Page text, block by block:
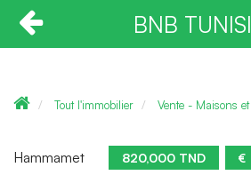
BNB
Tout l'immobilier Vente - Maisons
Hammamet 820,000 TND €